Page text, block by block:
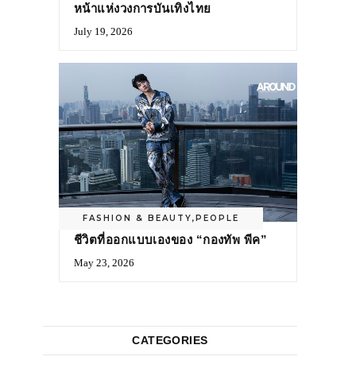
หน้าแห่งวงการบันเทิงไทย
July 19, 2026
FASHION & BEAUTY,PEOPLE
ชีวิตที่ออกแบบเองของ “กองทัพ พีค”
May 23, 2026
CATEGORIES